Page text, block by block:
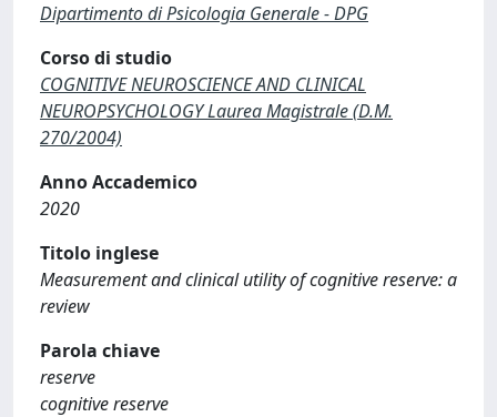
Dipartimento di Psicologia Generale - DPG
Corso di studio
COGNITIVE NEUROSCIENCE AND CLINICAL
NEUROPSYCHOLOGY Laurea Magistrale (D.M.
270/2004)
Anno Accademico
2020
Titolo inglese
Measurement and clinical utility of cognitive reserve: a
review
Parola chiave
reserve
cognitive reserve